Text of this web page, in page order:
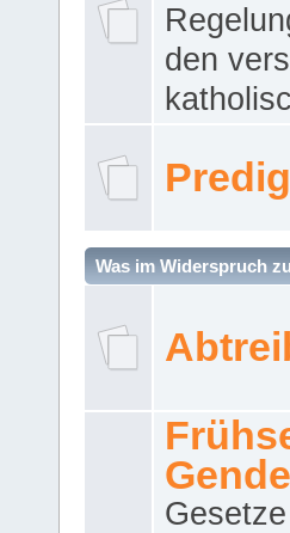
den
Was im Widerspruch